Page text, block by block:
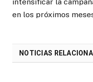
intensificar la
en los próximos
NOTICIAS